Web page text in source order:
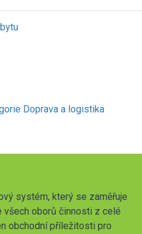
Doprava a logistika
systém, který se zaměřuje
všech oborů činnosti z celé
obchodní příležitosti pro